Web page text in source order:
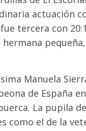
actuación
tercera con
Manuela
de España
La pupila
el de la